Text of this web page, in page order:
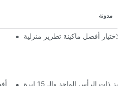
مدونة
لاختيار أفضل ماكينة تطريز منزلية
الخيار الأفضل للتطريز المنزلي:
الرأس الواحد والـ 15 إبرة